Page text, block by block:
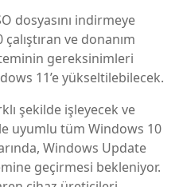
dosyasını indirmeye
ve donanım
gereksinimleri
11’e yükseltilebilecek.
şekilde işleyecek ve
uyumlu tüm Windows 10
Windows Update
geçirmesi bekleniyor.